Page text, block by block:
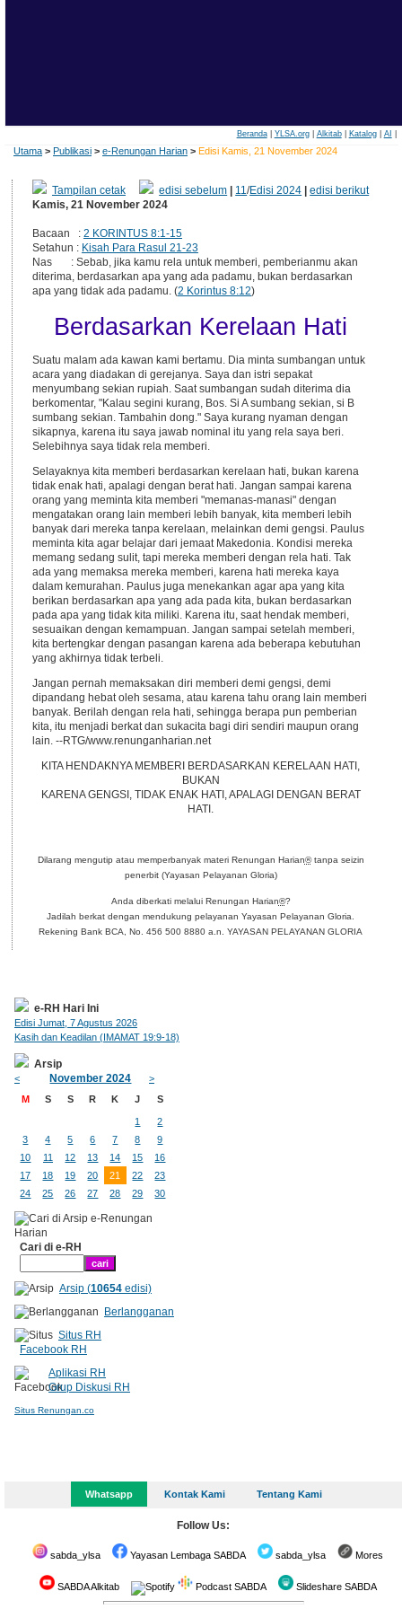
Beranda| YLSA.org| Alkitab| Katalog| AI
Utama > Publikasi > e-Renungan Harian > Edisi Kamis, 21 November 2024
Tampilan cetak edisi sebelum 11/Edisi 2024 |edisi berikut
Kamis, 21 November 2024
Bacaan : 2 KORINTUS 8:1-15
Setahun : Kisah Para Rasul 21-23
Nas : Sebab, jika kamu rela untuk memberi, pemberianmu akan
diterima, berdasarkan apa yang ada padamu, bukan berdasarkan
apa yang tidak ada padamu. (2 Korintus 8:12)
Berdasarkan Kerelaan Hati
Suatu malam ada kawan kami bertamu. Dia minta sumbangan untuk
acara yang diadakan di gerejanya. Saya dan istri sepakat
menyumbang sekian rupiah. Saat sumbangan sudah diterima dia
berkomentar, "Kalau segini kurang, Bos. Si A sumbang sekian, si B
sumbang sekian. Tambahin dong." Saya kurang nyaman dengan
sikapnya, karena itu saya jawab nominal itu yang rela saya beri.
Selebihnya saya tidak rela memberi.
Selayaknya kita memberi berdasarkan kerelaan hati, bukan karena
tidak enak hati, apalagi dengan berat hati. Jangan sampai karena
orang yang meminta kita memberi "memanas-manasi" dengan
mengatakan orang lain memberi lebih banyak, kita memberi lebih
banyak dari mereka tanpa kerelaan, melainkan demi gengsi. Paulus
meminta kita agar belajar dari jemaat Makedonia. Kondisi mereka
memang sedang sulit, tapi mereka memberi dengan rela hati. Tak
ada yang memaksa mereka memberi, karena hati mereka kaya
dalam kemurahan. Paulus juga menekankan agar apa yang kita
berikan berdasarkan apa yang ada pada kita, bukan berdasarkan
pada apa yang tidak kita miliki. Karena itu, saat hendak memberi,
sesuaikan dengan kemampuan. Jangan sampai setelah memberi,
kita bertengkar dengan pasangan karena ada beberapa kebutuhan
yang akhirnya tidak terbeli.
Jangan pernah memaksakan diri memberi demi gengsi, demi
dipandang hebat oleh sesama, atau karena tahu orang lain memberi
banyak. Berilah dengan rela hati, sehingga berapa pun pemberian
kita, itu menjadi berkat dan sukacita bagi diri sendiri maupun orang
lain. --RTG/www.renunganharian.net
KITA HENDAKNYA MEMBERI BERDASARKAN KERELAAN HATI,
BUKAN
KARENA GENGSI, TIDAK ENAK HATI, APALAGI DENGAN BERAT
HATI.
Dilarang mengutip atau memperbanyak materi Renungan Harian®tanpa seizin
penerbit (Yayasan Pelayanan Gloria)
Anda diberkati melalui Renungan Harian®?
Jadilah berkat dengan mendukung pelayanan Yayasan Pelayanan Gloria.
Rekening Bank BCA, No. 456 500 8880 a.n. YAYASAN PELAYANAN GLORIA
e-RH Hari Ini
Edisi Jumat, 7 Agustus 2026
Kasih dan Keadilan (IMAMAT 19:9-18)
Arsip
< November 2024
>
M
S S R K J S
1
2
3
4 5 6 7 8
9
10
11 12 13 14 15
16
17
18 19 20 21 22
23
24
25 26 27 28 29 30
Cari di e-RH
Arsip (10654edisi)
Berlangganan
Situs RH
Facebook RH
Aplikasi RH
Grup Diskusi RH
Situs Renungan.co
Whatsapp Kontak Kami Tentang Kami
Follow Us:
sabda_ylsa Yayasan Lembaga SABDA sabda_ylsa Mores
SABDA Alkitab Podcast SABDA Slideshare SABDA